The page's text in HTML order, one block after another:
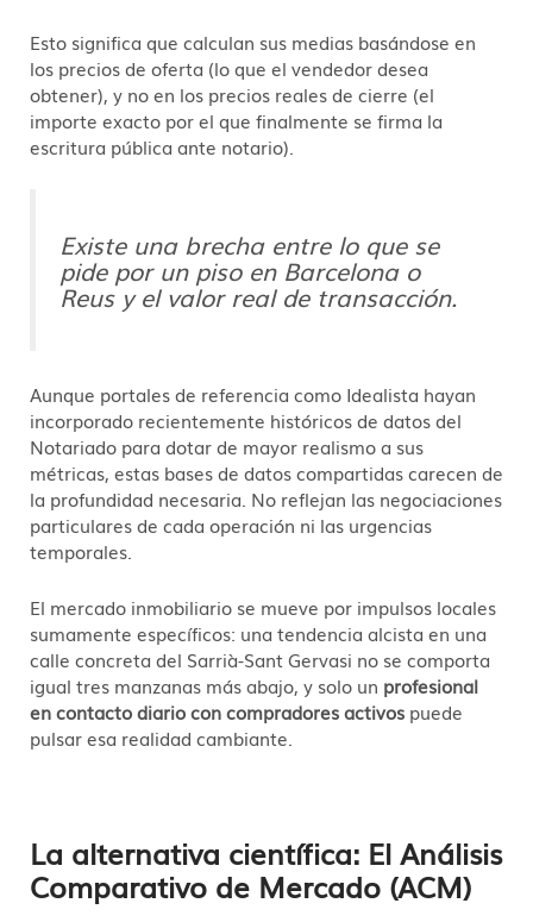
Esto significa que calculan sus medias basándose en
los precios de oferta (lo que el vendedor desea
obtener), y no en los precios reales de cierre (el
importe exacto por el que finalmente se firma la
escritura pública ante notario).
Existe una brecha entre lo que se
pide por un piso en Barcelona o
Reus y el valor real de transacción.
Aunque portales de referencia como Idealista hayan
incorporado recientemente históricos de datos del
Notariado para dotar de mayor realismo a sus
métricas, estas bases de datos compartidas carecen de
la profundidad necesaria. No reflejan las negociaciones
particulares de cada operación ni las urgencias
temporales.
El mercado inmobiliario se mueve por impulsos locales
sumamente específicos: una tendencia alcista en una
calle concreta del Sarrià-Sant Gervasi no se comporta
igual tres manzanas más abajo, y solo un profesional
en contacto diario con compradores activos puede
pulsar esa realidad cambiante.
La alternativa científica: El Análisis
Comparativo de Mercado (ACM)